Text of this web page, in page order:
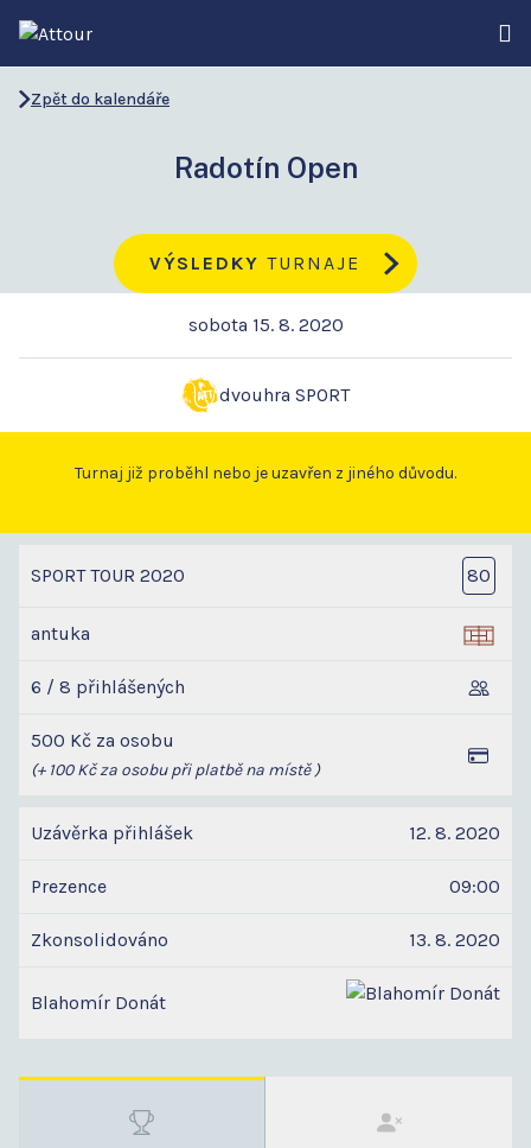
Zpět do kalendáře
Radotín Open
VÝSLEDKY TURNAJE
sobota 15. 8. 2020
dvouhra SPORT
Turnaj již proběhl nebo je uzavřen z jiného důvodu.
SPORT TOUR 2020 80
antuka
6 / 8 přihlášených
500 Kč za osobu
(+ 100 Kč za osobu při platbě na místě )
Uzávěrka přihlášek 12. 8. 2020
Prezence 09:00
Zkonsolidováno 13. 8. 2020
Blahomír Donát